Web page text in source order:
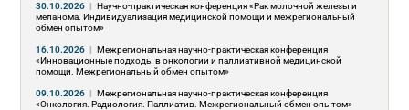
30.10.2026 | Научно-практическая конференция «Рак молочной железы и
меланома. Индивидуализация медицинской помощи и межрегиональный
обмен опытом»
16.10.2026 | Межрегиональная научно-практическая конференция
«Инновационные подходы в онкологии и паллиативной медицинской
помощи. Межрегиональный обмен опытом»
09.10.2026 | Межрегиональная научно-практическая конференция
«Онкология. Радиология. Паллиатив. Межрегиональный обмен опытом»